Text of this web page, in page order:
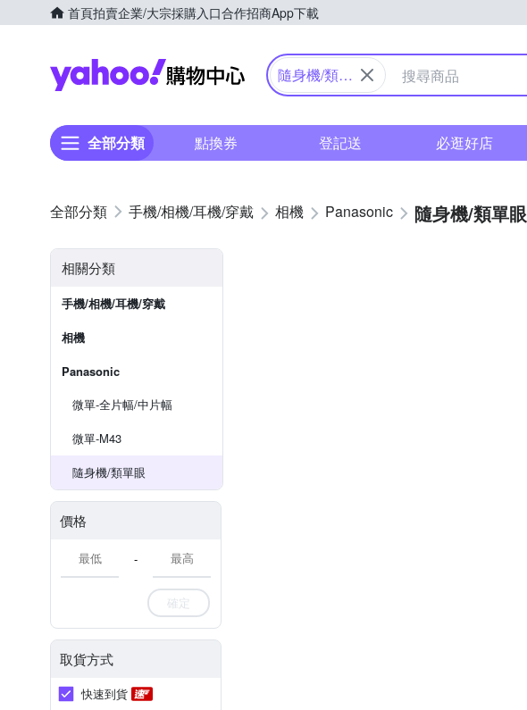
首頁拍賣企業/大宗採購入口合作招商App下載
Yahoo購物中心
隨身機/類單
全部分類 點換券 登記送 必逛好店
手機/相機/耳機/穿戴 相機 Panasonic 隨身機/類單眼
相關分類
手機/相機/耳機/穿戴
相機
Panasonic
微單-全片幅/中片幅
微單-M43
隨身機/類單眼
價格
-
確定
取貨方式
快速到貨